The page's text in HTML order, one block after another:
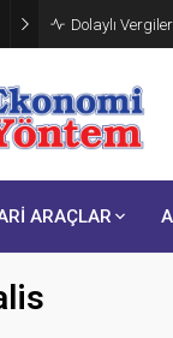
Dolaylı
ARAÇLAR